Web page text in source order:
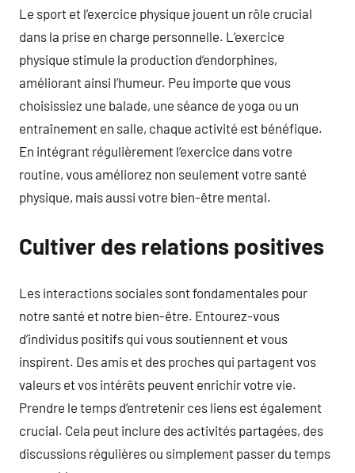
Le sport et l’exercice physique jouent un rôle crucial
dans la prise en charge personnelle. L’exercice
physique stimule la production d’endorphines,
améliorant ainsi l’humeur. Peu importe que vous
choisissiez une balade, une séance de yoga ou un
entraînement en salle, chaque activité est bénéfique.
En intégrant régulièrement l’exercice dans votre
routine, vous améliorez non seulement votre santé
physique, mais aussi votre bien-être mental.
Cultiver des relations positives
Les interactions sociales sont fondamentales pour
notre santé et notre bien-être. Entourez-vous
d’individus positifs qui vous soutiennent et vous
inspirent. Des amis et des proches qui partagent vos
valeurs et vos intérêts peuvent enrichir votre vie.
Prendre le temps d’entretenir ces liens est également
crucial. Cela peut inclure des activités partagées, des
discussions régulières ou simplement passer du temps